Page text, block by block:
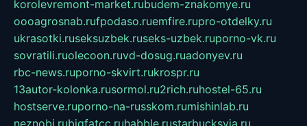
korolevremont-market.rubudem-znakomye.ru
oooagrosnab.rufpodaso.ruemfire.rupro-otdelky.ru
ukrasotki.ruseksuzbek.ruseks-uzbek.ruporno-vk.ru
sovratili.ruolecoon.ruvd-dosug.ruadonyev.ru
rbc-news.ruporno-skvirt.rukrospr.ru
13autor-kolonka.rusormol.ru2rich.ruhostel-65.ru
hostserve.ruporno-na-russkom.rumishinlab.ru